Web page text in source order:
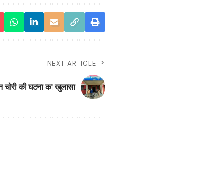
NEXT ARTICLE
चोरी की घटना का खुलासा